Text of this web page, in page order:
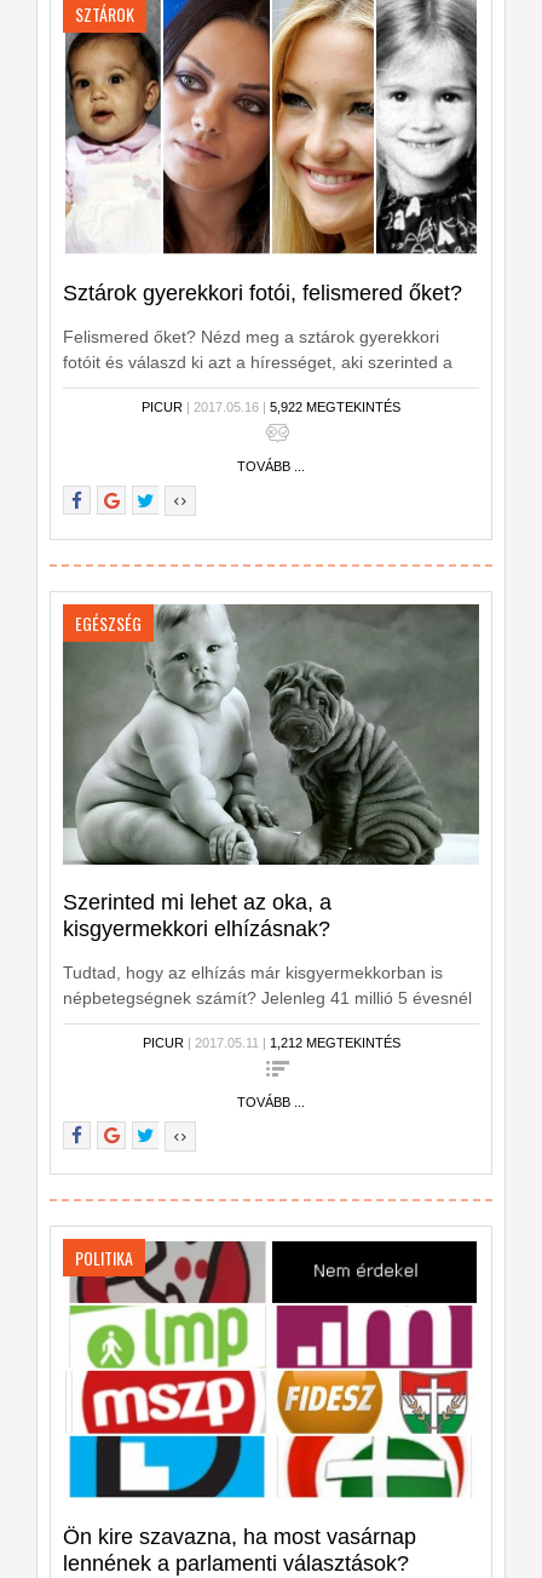
SZTÁROK
Sztárok gyerekkori fotói, felismered őket?
Felismered őket? Nézd meg a sztárok gyerekkori
fotóit és válaszd ki azt a hírességet, aki szerinted a
fotón szerepel!
PICUR | 2017.05.16 | 5,922 MEGTEKINTÉS
TOVÁBB ...
EGÉSZSÉG
Szerinted mi lehet az oka, a
kisgyermekkori elhízásnak?
Tudtad, hogy az elhízás már kisgyermekkorban is
népbetegségnek számít? Jelenleg 41 millió 5 évesnél
fiatalabb gyermek túlsúlyos vagy elhízott világszerte,
az Egészségügyi Világszervezet (WHO) szerint pedig
ez a szám 2025-re megduplázódhat. A magyar szülők
sem elég tudatosak, ha megelőzésről van szó:
minden harmadik 1-3 éves gyermek rendszeresen
kap olyan ételt, ami felnőttek számára készült, és a
maximálisan ajánlott cukormennyiség több mint
másfélszeresét fogyasztják minden nap.
PICUR| 2017.05.11 | 1,212 MEGTEKINTÉS
TOVÁBB ...
POLITIKA
Ön kire szavazna, ha most vasárnap
lennének a parlamenti választások?